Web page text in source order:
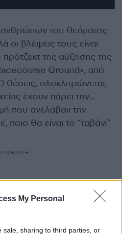
My Personal
sale, sharing to third parties, or
του θεάματος
οι βλέψεις τους είναι
της αύξησης της
Ground», από
θέσεις, ολοκληρώνεται,
έχουν πάρει την…
που ανέλαβαν την
θα είναι το “ταβάνι”